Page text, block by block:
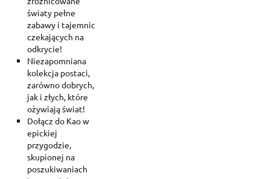
światy pełne
zabawy i tajemnic
czekających na
odkrycie!
Niezapomniana
kolekcja postaci,
zarówno dobrych,
jak i złych, które
ożywiają świat!
Dołącz do Kao w
epickiej
przygodzie,
skupionej na
poszukiwaniach